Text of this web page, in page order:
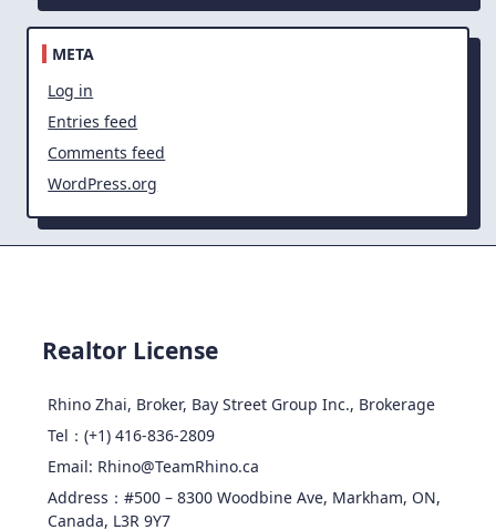
META
Log in
Entries feed
Comments feed
WordPress.org
Realtor License
Rhino Zhai, Broker, Bay Street Group Inc., Brokerage
Tel：(+1) 416-836-2809
Email: Rhino@TeamRhino.ca
Address：#500 – 8300 Woodbine Ave, Markham, ON,
Canada, L3R 9Y7